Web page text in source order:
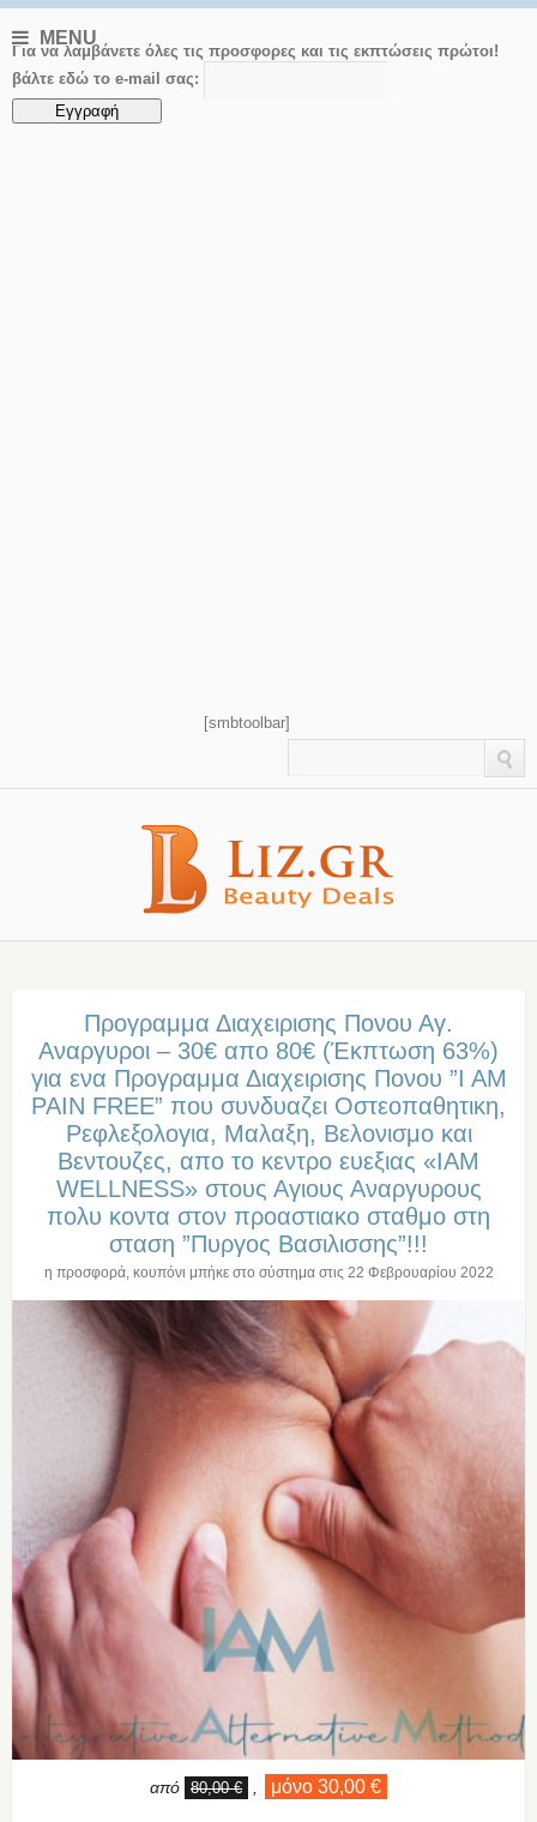
MENU
Για να λαμβάνετε όλες τις προσφορες και τις εκπτώσεις πρώτοι!
βάλτε εδώ το e-mail σας:
[smbtoolbar]
Προγραμμα Διαχειρισης Πονου Αγ.
Αναργυροι – 30€ απο 80€ (Έκπτωση 63%)
για ενα Προγραμμα Διαχειρισης Πονου ”I AM
PAIN FREE” που συνδυαζει Οστεοπαθητικη,
Ρεφλεξολογια, Μαλαξη, Βελονισμο και
Βεντουζες, απο το κεντρο ευεξιας «IAM
WELLNESS» στους Αγιους Αναργυρους
πολυ κοντα στον προαστιακο σταθμο στη
σταση ”Πυργος Βασιλισσης”!!!
η προσφορά, κουπόνι μπήκε στο σύστημα στις 22 Φεβρουαρίου 2022
από 80,00 € μόνο 30,00 €